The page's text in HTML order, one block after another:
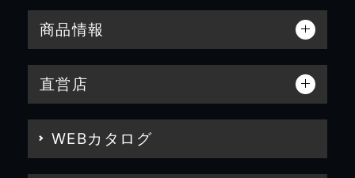
商品情報
直営店
WEBカタログ